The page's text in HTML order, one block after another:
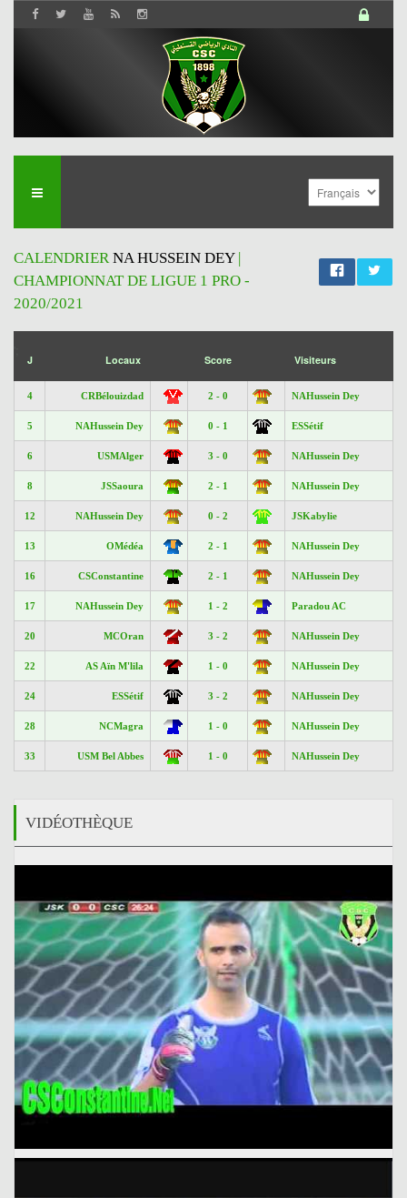
CALENDRIERNA HUSSEIN DEY|
CHAMPIONNAT DE LIGUE 1 PRO -
2020/2021
J Locaux Score Visiteurs
4 CRBélouizdad 2 - 0 NAHussein Dey
5 NAHussein Dey 0 - 1 ESSétif
6 USMAlger 3 - 0 NAHussein Dey
8 JSSaoura 2 - 1 NAHussein Dey
12 NAHussein Dey 0 - 2 JSKabylie
13 OMédéa 2 - 1 NAHussein Dey
16 CSConstantine 2 - 1 NAHussein Dey
17 NAHussein Dey 1 - 2 Paradou AC
20 MCOran 3 - 2 NAHussein Dey
22 AS Aïn M'lila 1 - 0 NAHussein Dey
24 ESSétif 3 - 2 NAHussein Dey
28 NCMagra 1 - 0 NAHussein Dey
33 USM Bel Abbes 1 - 0 NAHussein Dey
VIDÉOTHÈQUE